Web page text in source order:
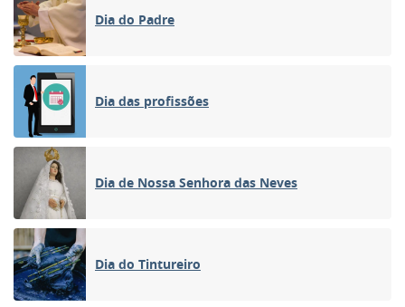
Dia do Padre
Dia das profissões
Dia de Nossa Senhora das Neves
Dia do Tintureiro